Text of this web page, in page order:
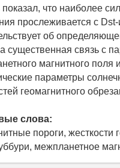
что наиболее
прослеживается с
об
существенная связь с
магнитного поля
параметры
геомагнитного
слова:
пороги, жесткости
межпланетное